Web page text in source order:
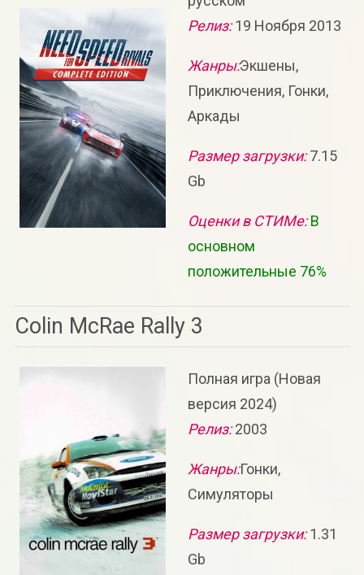
Релиз:19 Ноября 2013
Жанры:Экшены,
Приключения, Гонки,
Аркады
Размер загрузки:7.15
Gb
Оценки в СТИМе: В
основном
положительные 76%
Colin McRae Rally 3
Полная игра (Новая
версия 2024)
Релиз:2003
Жанры:Гонки,
Симуляторы
Размер загрузки:1.31
Gb